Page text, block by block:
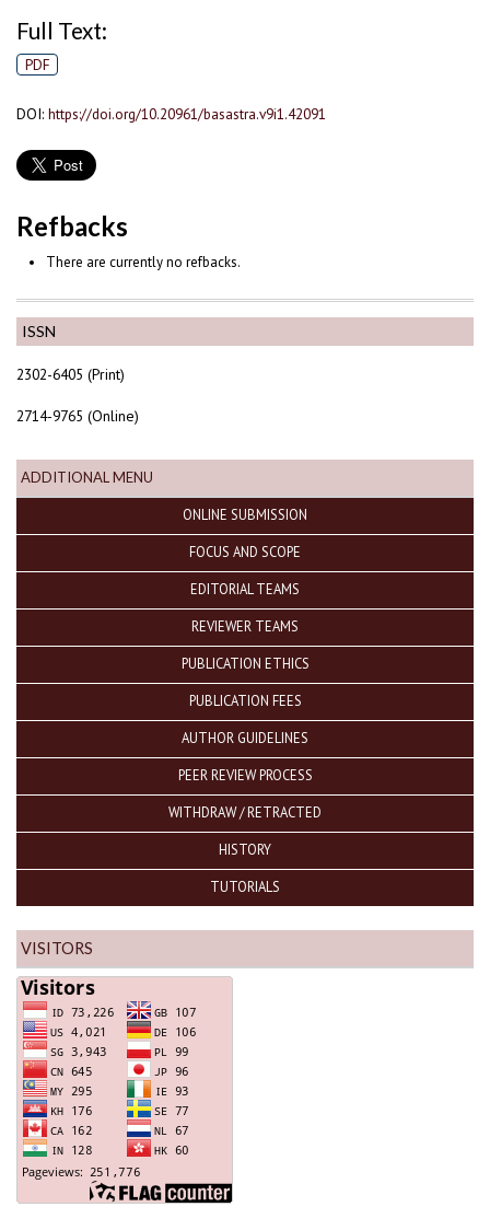
ISSN
2302-6405 (Print)
2714-9765 (Online)
ADDITIONAL MENU
ONLINE SUBMISSION
FOCUS AND SCOPE
EDITORIAL TEAMS
REVIEWER TEAMS
PUBLICATION ETHICS
PUBLICATION FEES
AUTHOR GUIDELINES
PEER REVIEW PROCESS
WITHDRAW / RETRACTED
HISTORY
TUTORIALS
VISITORS
Full Text:
PDF
DOI: https://doi.org/10.20961/basastra.v9i1.42091
Refbacks
There are currently no refbacks.